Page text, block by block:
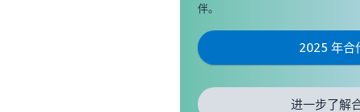
伴。
2025 年合
进一步了解